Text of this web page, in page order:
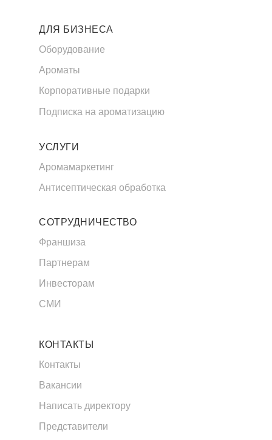
ДЛЯ БИЗНЕСА
Оборудование
Ароматы
Корпоративные подарки
СОТРУДНИЧЕСТВО
Франшиза
Партнерам
Инвесторам
СМИ
КОНТАКТЫ
Контакты
Вакансии
Написать директору
УСЛУГИ
Аромамаркетинг
Антисептическая обработка
Представители
Подписка на ароматизацию